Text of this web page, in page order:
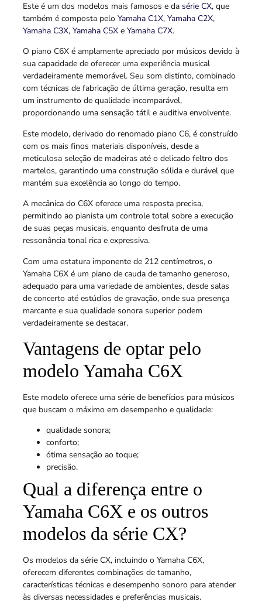
Este é um dos modelos mais famosos e da série CX, que
também é composta pelo Yamaha C1X, Yamaha C2X,
Yamaha C3X, Yamaha C5X e Yamaha C7X.
O piano C6X é amplamente apreciado por músicos devido à
sua capacidade de oferecer uma experiência musical
verdadeiramente memorável. Seu som distinto, combinado
com técnicas de fabricação de última geração, resulta em
um instrumento de qualidade incomparável,
proporcionando uma sensação tátil e auditiva envolvente.
Este modelo, derivado do renomado piano C6, é construído
com os mais finos materiais disponíveis, desde a
meticulosa seleção de madeiras até o delicado feltro dos
martelos, garantindo uma construção sólida e durável que
mantém sua excelência ao longo do tempo.
A mecânica do C6X oferece uma resposta precisa,
permitindo ao pianista um controle total sobre a execução
de suas peças musicais, enquanto desfruta de uma
ressonância tonal rica e expressiva.
Com uma estatura imponente de 212 centímetros, o
Yamaha C6X é um piano de cauda de tamanho generoso,
adequado para uma variedade de ambientes, desde salas
de concerto até estúdios de gravação, onde sua presença
marcante e sua qualidade sonora superior podem
verdadeiramente se destacar.
Vantagens de optar pelo
modelo Yamaha C6X
Este modelo oferece uma série de benefícios para músicos
que buscam o máximo em desempenho e qualidade:
qualidade sonora;
conforto;
ótima sensação ao toque;
precisão.
Qual a diferença entre o
Yamaha C6X e os outros
modelos da série CX?
Os modelos da série CX, incluindo o Yamaha C6X,
oferecem diferentes combinações de tamanho,
características técnicas e desempenho sonoro para atender
às diversas necessidades e preferências musicais.